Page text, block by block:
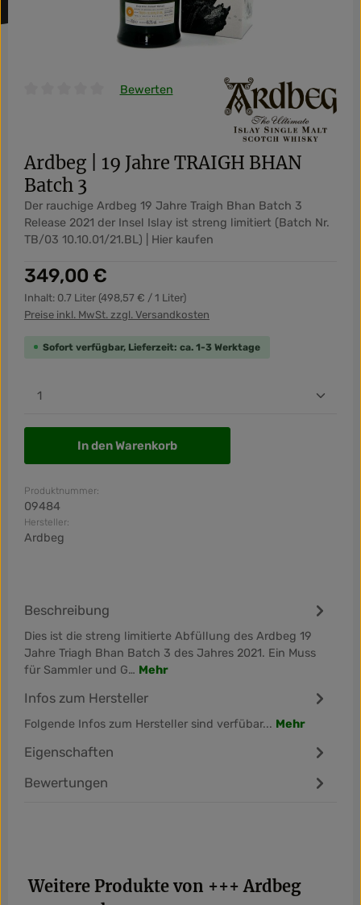
Durchschnittliche Bewertung von 0 von 5 Sternen
Bewerten
Ardbeg | 19 Jahre TRAIGH BHAN
Batch 3
Der rauchige Ardbeg 19 Jahre Traigh Bhan Batch 3
Release 2021 der Insel Islay ist streng limitiert (Batch Nr.
TB/03 10.10.01/21.BL) | Hier kaufen
Regulärer Preis:
349,00 €
Inhalt: 0.7 Liter (498,57 € / 1 Liter)
Preise inkl. MwSt. zzgl. Versandkosten
Sofort verfügbar, Lieferzeit: ca. 1-3 Werktage
Produkt Anzahl: Gib den gewünschten Wert
In den Warenkorb
Produktnummer:
09484
Hersteller:
Ardbeg
Beschreibung
Dies ist die streng limitierte Abfüllung des Ardbeg 19
Jahre Triagh Bhan Batch 3 des Jahres 2021. Ein Muss
für Sammler und G… Mehr
Infos zum Hersteller
Folgende Infos zum Hersteller sind verfübar... Mehr
Eigenschaften
Bewertungen
Produktgalerie überspringen
Weitere Produkte von +++ Ardbeg